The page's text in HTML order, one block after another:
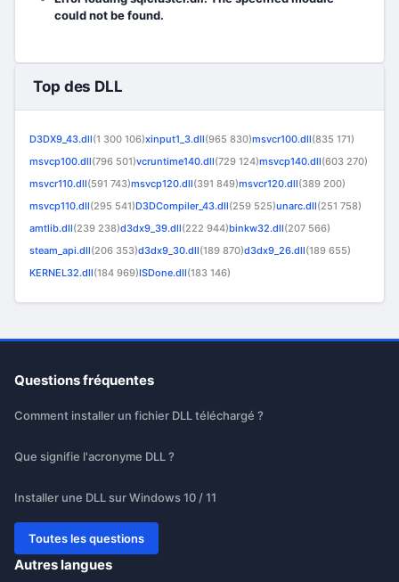
could not be found.
Top des DLL
D3DX9_43.dll(1 300 106)xinput1_3.dll(965 830)msvcr100.dll(835 171)
msvcp100.dll(796 501)vcruntime140.dll(729 124)msvcp140.dll(603 270)
msvcr110.dll(591 743)msvcp120.dll(391 849)msvcr120.dll(389 200)
msvcp110.dll(295 541)D3DCompiler_43.dll(259 525)unarc.dll(251 758)
amtlib.dll(239 238)d3dx9_39.dll(222 944)binkw32.dll(207 566)
steam_api.dll(206 353)d3dx9_30.dll(189 870)d3dx9_26.dll(189 655)
KERNEL32.dll(184 969)ISDone.dll(183 146)
Questions fréquentes
Comment installer un fichier DLL téléchargé ?
Que signifie l'acronyme DLL ?
Installer une DLL sur Windows 10 / 11
Toutes les questions
Autres langues